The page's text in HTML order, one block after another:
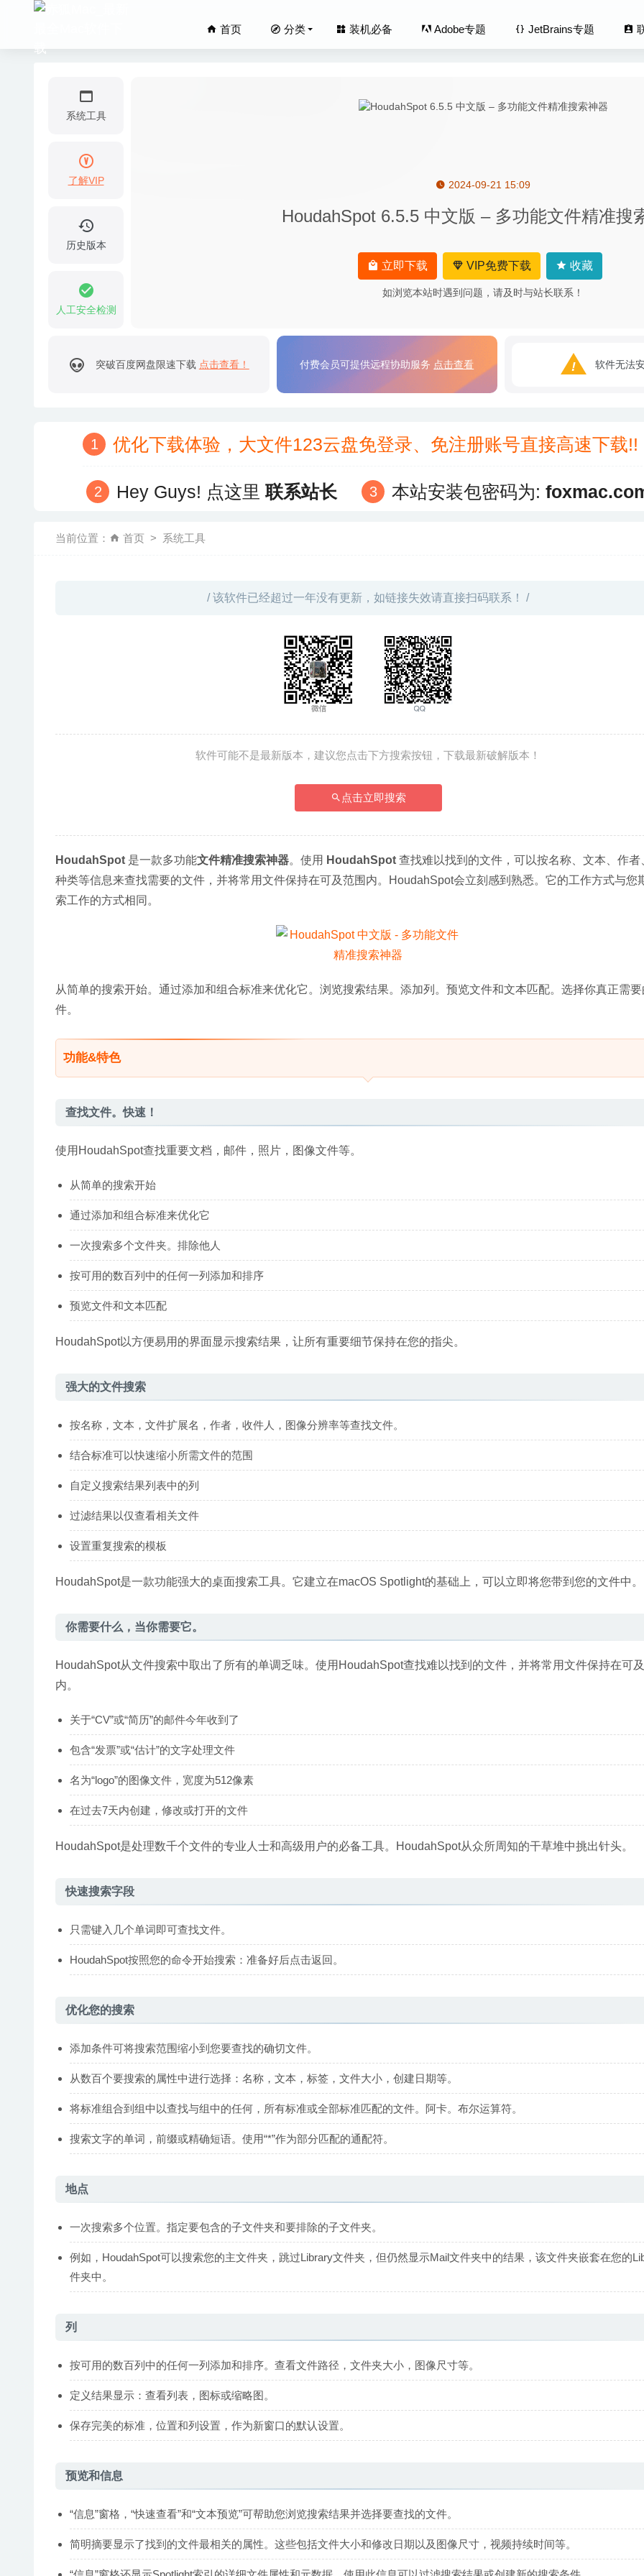
首页 分类 装机必备 Adobe专题 JetBrains专题
系统工具
了解VIP
历史版本
人工安全检测
2024-09-21 15:09
HoudahSpot 6.5.5 中文版 – 多功能文件精准搜
立即下载 VIP免费下载 收藏
如浏览本站时遇到问题，请及时与站长联系！
突破百度网盘限速下载 点击查看！ 付费会员可提供远程协助服务 点击查看 软件无法
优化下载体验，大文件123云盘免登录、免注册账号直接高速下
Hey Guys! 点这里联系站长 本站安装包密码为:
当前位置： 首页 系统工具
/ 该软件已经超过一年没有更新，如链接失效请直接扫码联系！ /
软件可能不是最新版本，建议您点击下方搜索按钮，下载最新破解版本！
点击立即搜索
HoudahSpot 是一款多功能文件精准搜索神器。使用 HoudahSpot 查找难以找到的文件，可以按名称、文本、作者
种类等信息来查找需要的文件，并将常用文件保持在可及范围内。HoudahSpot会立刻感到熟悉。它的工作方式与您
索工作的方式相同。
从简单的搜索开始。通过添加和组合标准来优化它。浏览搜索结果。添加列。预览文件和文本匹配。选择你真正需
件。
功能&特色
查找文件。快速！
使用HoudahSpot查找重要文档，邮件，照片，图像文件等。
从简单的搜索开始
通过添加和组合标准来优化它
一次搜索多个文件夹。排除他人
按可用的数百列中的任何一列添加和排序
预览文件和文本匹配
HoudahSpot以方便易用的界面显示搜索结果，让所有重要细节保持在您的指尖。
强大的文件搜索
按名称，文本，文件扩展名，作者，收件人，图像分辨率等查找文件。
结合标准可以快速缩小所需文件的范围
自定义搜索结果列表中的列
过滤结果以仅查看相关文件
设置重复搜索的模板
HoudahSpot是一款功能强大的桌面搜索工具。它建立在macOS Spotlight的基础上，可以立即将您带到您的文件中。
你需要什么，当你需要它。
HoudahSpot从文件搜索中取出了所有的单调乏味。使用HoudahSpot查找难以找到的文件，并将常用文件保持在可
内。
关于“CV”或“简历”的邮件今年收到了
包含“发票”或“估计”的文字处理文件
名为“logo”的图像文件，宽度为512像素
在过去7天内创建，修改或打开的文件
HoudahSpot是处理数千个文件的专业人士和高级用户的必备工具。HoudahSpot从众所周知的干草堆中挑出针头。
快速搜索字段
只需键入几个单词即可查找文件。
HoudahSpot按照您的命令开始搜索：准备好后点击返回。
优化您的搜索
添加条件可将搜索范围缩小到您要查找的确切文件。
从数百个要搜索的属性中进行选择：名称，文本，标签，文件大小，创建日期等。
将标准组合到组中以查找与组中的任何，所有标准或全部标准匹配的文件。阿卡。布尔运算符。
搜索文字的单词，前缀或精确短语。使用“*”作为部分匹配的通配符。
地点
一次搜索多个位置。指定要包含的子文件夹和要排除的子文件夹。
例如，HoudahSpot可以搜索您的主文件夹，跳过Library文件夹，但仍然显示Mail文件夹中的结果，该文件夹嵌套在您的
件夹中。
列
按可用的数百列中的任何一列添加和排序。查看文件路径，文件夹大小，图像尺寸等。
定义结果显示：查看列表，图标或缩略图。
保存完美的标准，位置和列设置，作为新窗口的默认设置。
预览和信息
“信息”窗格，“快速查看”和“文本预览”可帮助您浏览搜索结果并选择要查找的文件。
简明摘要显示了找到的文件最相关的属性。这些包括文件大小和修改日期以及图像尺寸，视频持续时间等。
HandBrake 1.9.2 中文版-功能强大的视频压缩及格式转换 2025-07-03
NXPowerLite Desktop 11.0.0 – 优秀的办公文件高级压缩工具 2026-04-21
A Better Finder Attributes 7.48 – 强大的文件属性批量修改工具